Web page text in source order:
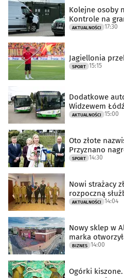
Kolejne osoby
Kontrole na
AKTUALNOŚCI 17:30
Jagiellonia
SPORT 15:15
Dodatkowe
Widzewem Łódź
AKTUALNOŚCI 15:00
Oto złote
Przyznano
SPORT 14:30
Nowi strażacy
rozpoczną
AKTUALNOŚCI 14:04
Nowy sklep w
marka
BIZNES 14:00
Ogórki